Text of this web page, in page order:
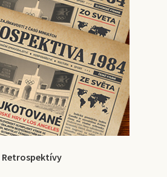
Retrospektívy